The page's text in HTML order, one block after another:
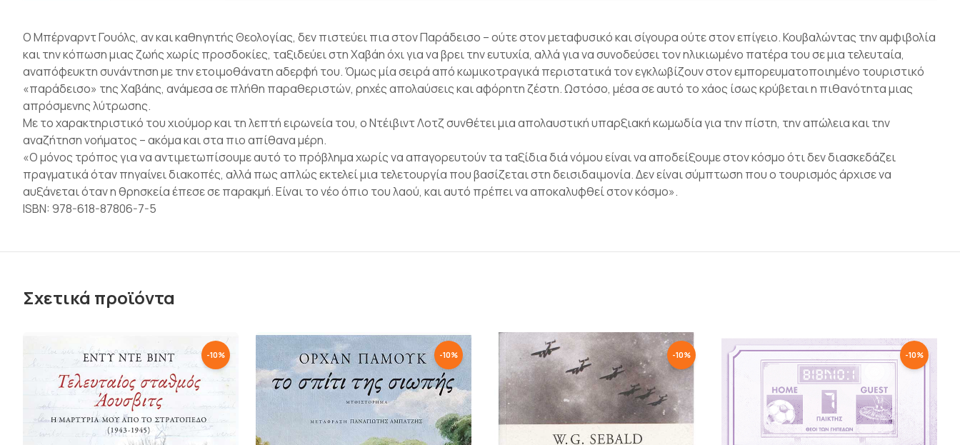
Ο Μπέρναρντ Γουόλς, αν και καθηγητής Θεολογίας, δεν πιστεύει πια στον Παράδεισο – ούτε στον μεταφυσικό και σίγουρα ούτε στον επίγειο. Κουβαλώντας την αμφιβολία
και την κόπωση μιας ζωής χωρίς προσδοκίες, ταξιδεύει στη Χαβάη όχι για να βρει την ευτυχία, αλλά για να συνοδεύσει τον ηλικιωμένο πατέρα του σε μια τελευταία,
αναπόφευκτη συνάντηση με την ετοιμοθάνατη αδερφή του. Όμως μία σειρά από κωμικοτραγικά περιστατικά τον εγκλωβίζουν στον εμπορευματοποιημένο τουριστικό
«παράδεισο» της Χαβάης, ανάμεσα σε πλήθη παραθεριστών, ρηχές απολαύσεις και αφόρητη ζέστη. Ωστόσο, μέσα σε αυτό το χάος ίσως κρύβεται η πιθανότητα μιας
απρόσμενης λύτρωσης.
Με το χαρακτηριστικό του χιούμορ και τη λεπτή ειρωνεία του, ο Ντέιβιντ Λοτζ συνθέτει μια απολαυστική υπαρξιακή κωμωδία για την πίστη, την απώλεια και την
αναζήτηση νοήματος – ακόμα και στα πιο απίθανα μέρη.
«Ο μόνος τρόπος για να αντιμετωπίσουμε αυτό το πρόβλημα χωρίς να απαγορευτούν τα ταξίδια διά νόμου είναι να αποδείξουμε στον κόσμο ότι δεν διασκεδάζει
πραγματικά όταν πηγαίνει διακοπές, αλλά πως απλώς εκτελεί μια τελετουργία που βασίζεται στη δεισιδαιμονία. Δεν είναι σύμπτωση που ο τουρισμός άρχισε να
αυξάνεται όταν η θρησκεία έπεσε σε παρακμή. Είναι το νέο όπιο του λαού, και αυτό πρέπει να αποκαλυφθεί στον κόσμο».
ISBN: 978-618-87806-7-5
Σχετικά προϊόντα
-10% -10% -10% -10%